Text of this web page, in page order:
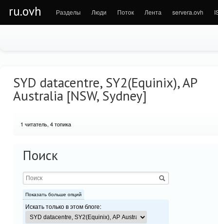
ru.ovh Разделы Люди Поток Лента servera.ovh
SYD datacentre, SY2(Equinix), AP
Australia [NSW, Sydney]
1 читатель, 4 топика
Поиск
Показать больше опций
Искать только в этом блоге: